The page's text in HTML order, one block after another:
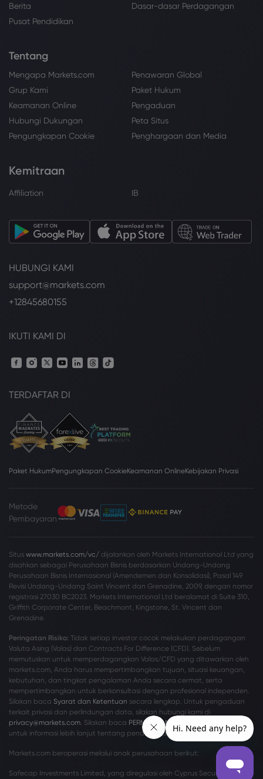
Berita
Dasar-dasar Perdagangan
Pusat Pendidikan
Tentang
Mengapa Markets.com
Penawaran Global
Grup Kami
Paket Hukum
Keamanan Online
Pengaduan
Hubungi Dukungan
Peta Situs
Pengungkapan Cookie
Penghargaan dan Media
Kemitraan
Affiliation IB
HUBUNGI KAMI
support@markets.com
+12845680155
IKUTI KAMI DI
TERDAFTAR DI
Paket HukumPengungkapan CookieKeamanan OnlineKebijakan Privasi
Metode
Pembayaran
Situs www.markets.com/vc/ dijalankan oleh Markets International Ltd yang
disahkan sebagai Perusahaan Bisnis berdasarkan Undang-Undang
Perusahaan Bisnis Internasional (Amendemen dan Konsolidasi), Pasal 149
Revisi Undang-Undang Saint Vincent dan Grenadine, 2009, dengan nomor
registrasi 27030 BC2023. Markets International Ltd beralamat di Suite 310,
Griffith Corporate Center, Beachmont, Kingstone, St. Vincent dan
Grenadine.
Peringatan Risiko: Tidak setiap investor cocok melakukan perdagangan
Valuta Asing (Valas) dan Contracts For Difference (CFD). Sebelum
memutuskan untuk memperdagangkan Valas/CFD yang ditawarkan oleh
markets.com, Anda harus mempertimbangkan tujuan, situasi keuangan,
kebutuhan, dan tingkat pengalaman Anda secara cermat, serta
mempertimbangkan untuk berkonsultasi dengan profesional independen.
Silakan baca Syarat dan Ketentuan secara lengkap. Untuk pengaduan
terkait privasi dan perlindungan data, silakan hubungi kami di
privacy@markets.com . Silakan baca PERNYATAAN KEBIJAKAN PRIVASI
untuk informasi lebih lanjut tentang penanganan data pribadi.
Markets.com beroperasi melalui anak perusahaan berikut:
Safecap Investments Limited, yang diregulasi oleh Cyprus Securities and